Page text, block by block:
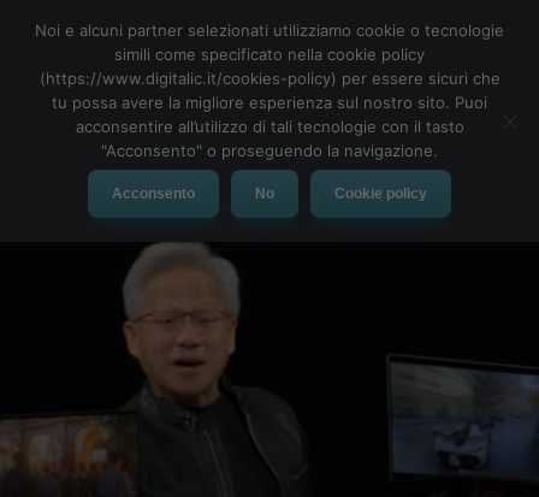
MENU
Noi e alcuni partner selezionati utilizziamo cookie o tecnologie
simili come specificato nella cookie policy
(https://www.digitalic.it/cookies-policy) per essere sicuri che
tu possa avere la migliore esperienza sul nostro sito. Puoi
acconsentire all’utilizzo di tali tecnologie con il tasto
"Acconsento" o proseguendo la navigazione.
Acconsento No Cookie policy